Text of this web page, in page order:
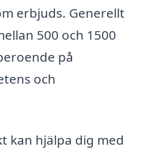
erbjuds. Generellt
500 och 1500
på
och
kan hjälpa dig med